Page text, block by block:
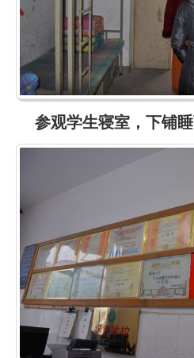
参观学生寝室，下铺